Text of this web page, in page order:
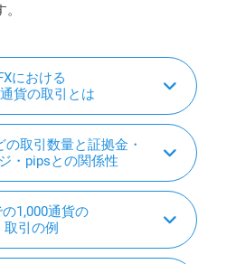
における
貨の取引とは
の取引数量と証拠金・
・pipsとの関係性
の1,000通貨の
取引の例